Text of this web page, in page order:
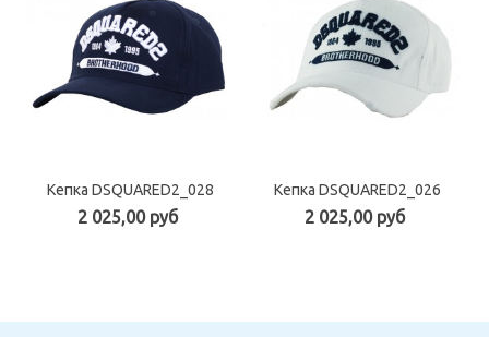
Кепка DSQUARED2_028
2 025,00 руб
Кепка DSQUARED2_026
2 025,00 руб